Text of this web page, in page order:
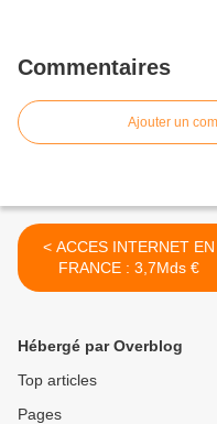
Commentaires
Ajouter un
< ACCES INTERNET EN
FRANCE : 3,7Mds €
Hébergé par Overblog
Top articles
Pages